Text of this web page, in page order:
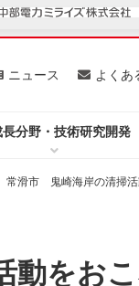
長分野・技術研究開発
ニュース よくあ
常滑市 鬼崎海岸の清掃活
をお